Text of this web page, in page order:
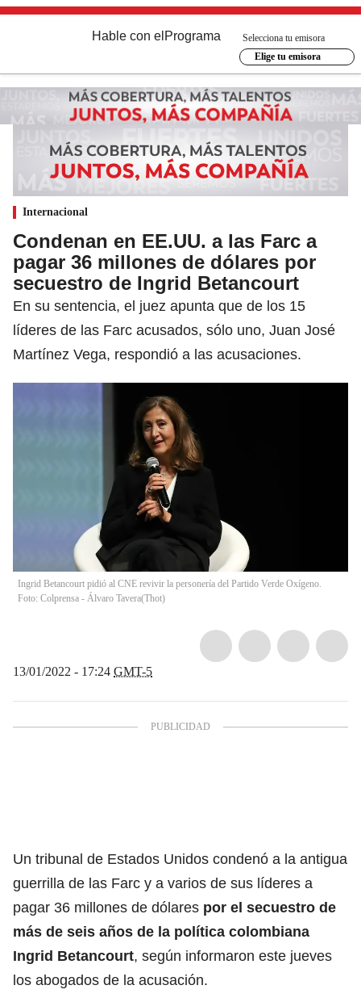
Hable con el Programa
Selecciona tu emisora
Elige tu emisora
Internacional
Condenan en EE.UU. a las Farc a
pagar 36 millones de dólares por
secuestro de Ingrid Betancourt
En su sentencia, el juez apunta que de los 15
líderes de las Farc acusados, sólo uno, Juan José
Martínez Vega, respondió a las acusaciones.
Ingrid Betancourt pidió al CNE revivir la personería del Partido Verde Oxígeno.
Foto: Colprensa - Álvaro Tavera(Thot)
13/01/2022 - 17:24 GMT-5
Un tribunal de Estados Unidos condenó a la antigua
guerrilla de las Farc y a varios de sus líderes a
pagar 36 millones de dólares por el secuestro de
más de seis años de la política colombiana
Ingrid Betancourt, según informaron este jueves
los abogados de la acusación.